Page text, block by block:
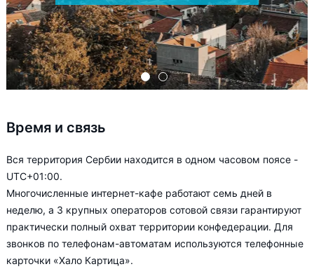
Время и связь
Вся территория Сербии находится в одном часовом поясе -
UTC+01:00.
Многочисленные интернет-кафе работают семь дней в
неделю, а 3 крупных операторов сотовой связи гарантируют
практически полный охват территории конфедерации. Для
звонков по телефонам-автоматам используются телефонные
карточки «Хало Картица».